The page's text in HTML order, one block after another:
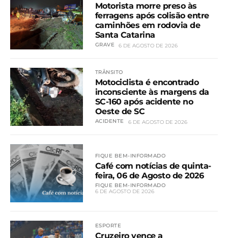
Motorista morre preso às
ferragens após colisão entre
caminhões em rodovia de
Santa Catarina
GRAVE 6 DE AGOSTO DE 2026
TRÂNSITO
Motociclista é encontrado
inconsciente às margens da
SC-160 após acidente no
Oeste de SC
ACIDENTE 6 DE AGOSTO DE 2026
FIQUE BEM-INFORMADO
Café com notícias de quinta-
feira, 06 de Agosto de 2026
FIQUE BEM-INFORMADO
6 DE AGOSTO DE 2026
ESPORTE
Cruzeiro vence a